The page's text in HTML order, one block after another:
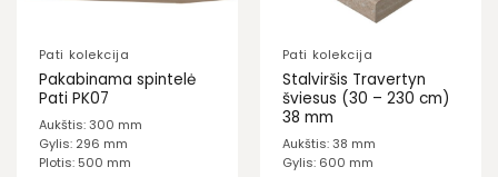
Pati kolekcija
Pakabinama spintelė
Pati PK07
Aukštis: 300 mm
Gylis: 296 mm
Plotis: 500 mm
Pati kolekcija
Stalviršis Travertyn
šviesus (30 – 230 cm)
38 mm
Aukštis: 38 mm
Gylis: 600 mm